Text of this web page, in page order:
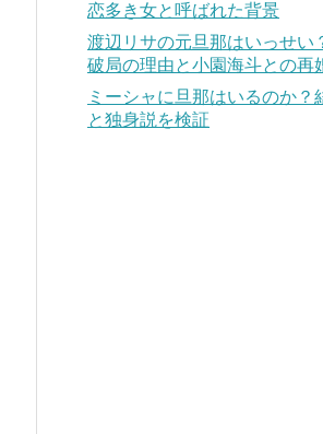
恋多き女と呼ばれた背景
渡辺リサの元旦那はいっせい
破局の理由と小園海斗との再
ミーシャに旦那はいるのか？
と独身説を検証